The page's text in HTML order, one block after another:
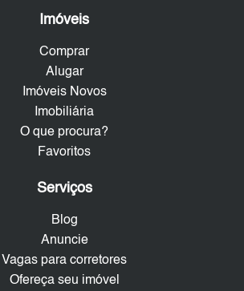
Imóveis
Comprar
Alugar
Imóveis Novos
Imobiliária
O que procura?
Favoritos
Serviços
Blog
Anuncie
Vagas para corretores
Ofereça seu imóvel